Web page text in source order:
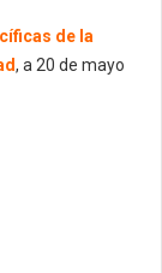
de la
, a 20 de mayo